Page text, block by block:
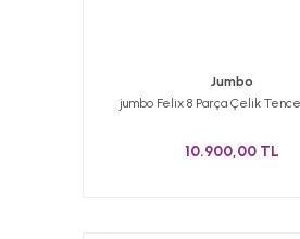
Jumbo
jumbo Felix 8 Parça Çelik
10.900,00 TL